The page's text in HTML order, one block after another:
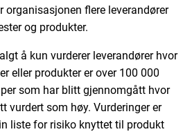
organisasjonen flere leverandører
og produkter.
å kun vurderer leverandører hvor
eller produkter er over 100 000
som har blitt gjennomgått hvor
vurdert som høy. Vurderinger er
liste for risiko knyttet til produkt